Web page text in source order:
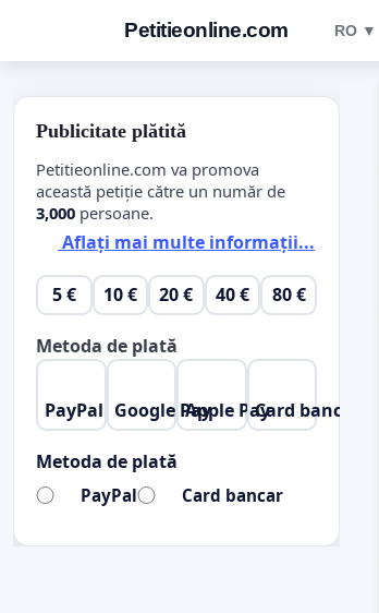
Petitieonline.com RO ▼
Publicitate plătită
Petitieonline.com va promova
această petiție către un număr de
3,000 persoane.
Aflați mai multe informații...
5 € 10 € 20 € 40 € 80 €
Metoda de plată
PayPal Google PayApple PayCard bancar
Metoda de plată
PayPal Card bancar